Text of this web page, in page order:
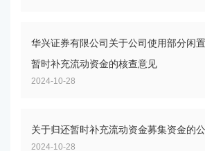
2024-10-28
华兴证券有限公司关于公司使用部分闲
暂时补充流动资金的核查意见
2024-10-28
关于归还暂时补充流动资金募集资金的